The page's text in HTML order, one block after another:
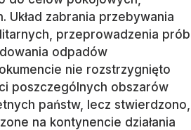
Układ zabrania przebywania
przeprowadzenia prób
odpadów
nie rozstrzygnięto
poszczególnych obszarów
państw, lecz stwierdzono,
na kontynencie działania